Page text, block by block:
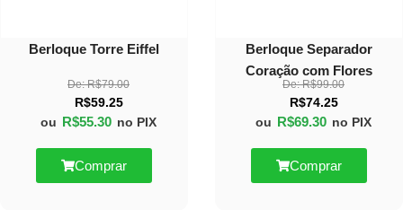
Berloque Torre Eiffel
De:R$79.00
R$59.25
ou R$55.30 no PIX
Comprar
Berloque Separador
Coração com Flores
De:R$99.00
R$74.25
ou R$69.30 no PIX
Comprar